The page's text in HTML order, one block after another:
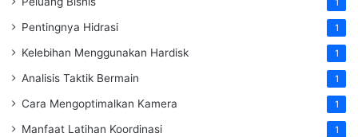
1
Pentingnya Hidrasi 1
Kelebihan Menggunakan Hardisk 1
Analisis Taktik Bermain 1
Cara Mengoptimalkan Kamera 1
Manfaat Latihan Koordinasi 1